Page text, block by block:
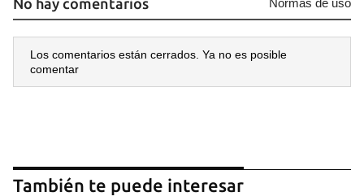
No hay comentarios Normas de uso
Los comentarios están cerrados. Ya no es posible
comentar
También te puede interesar